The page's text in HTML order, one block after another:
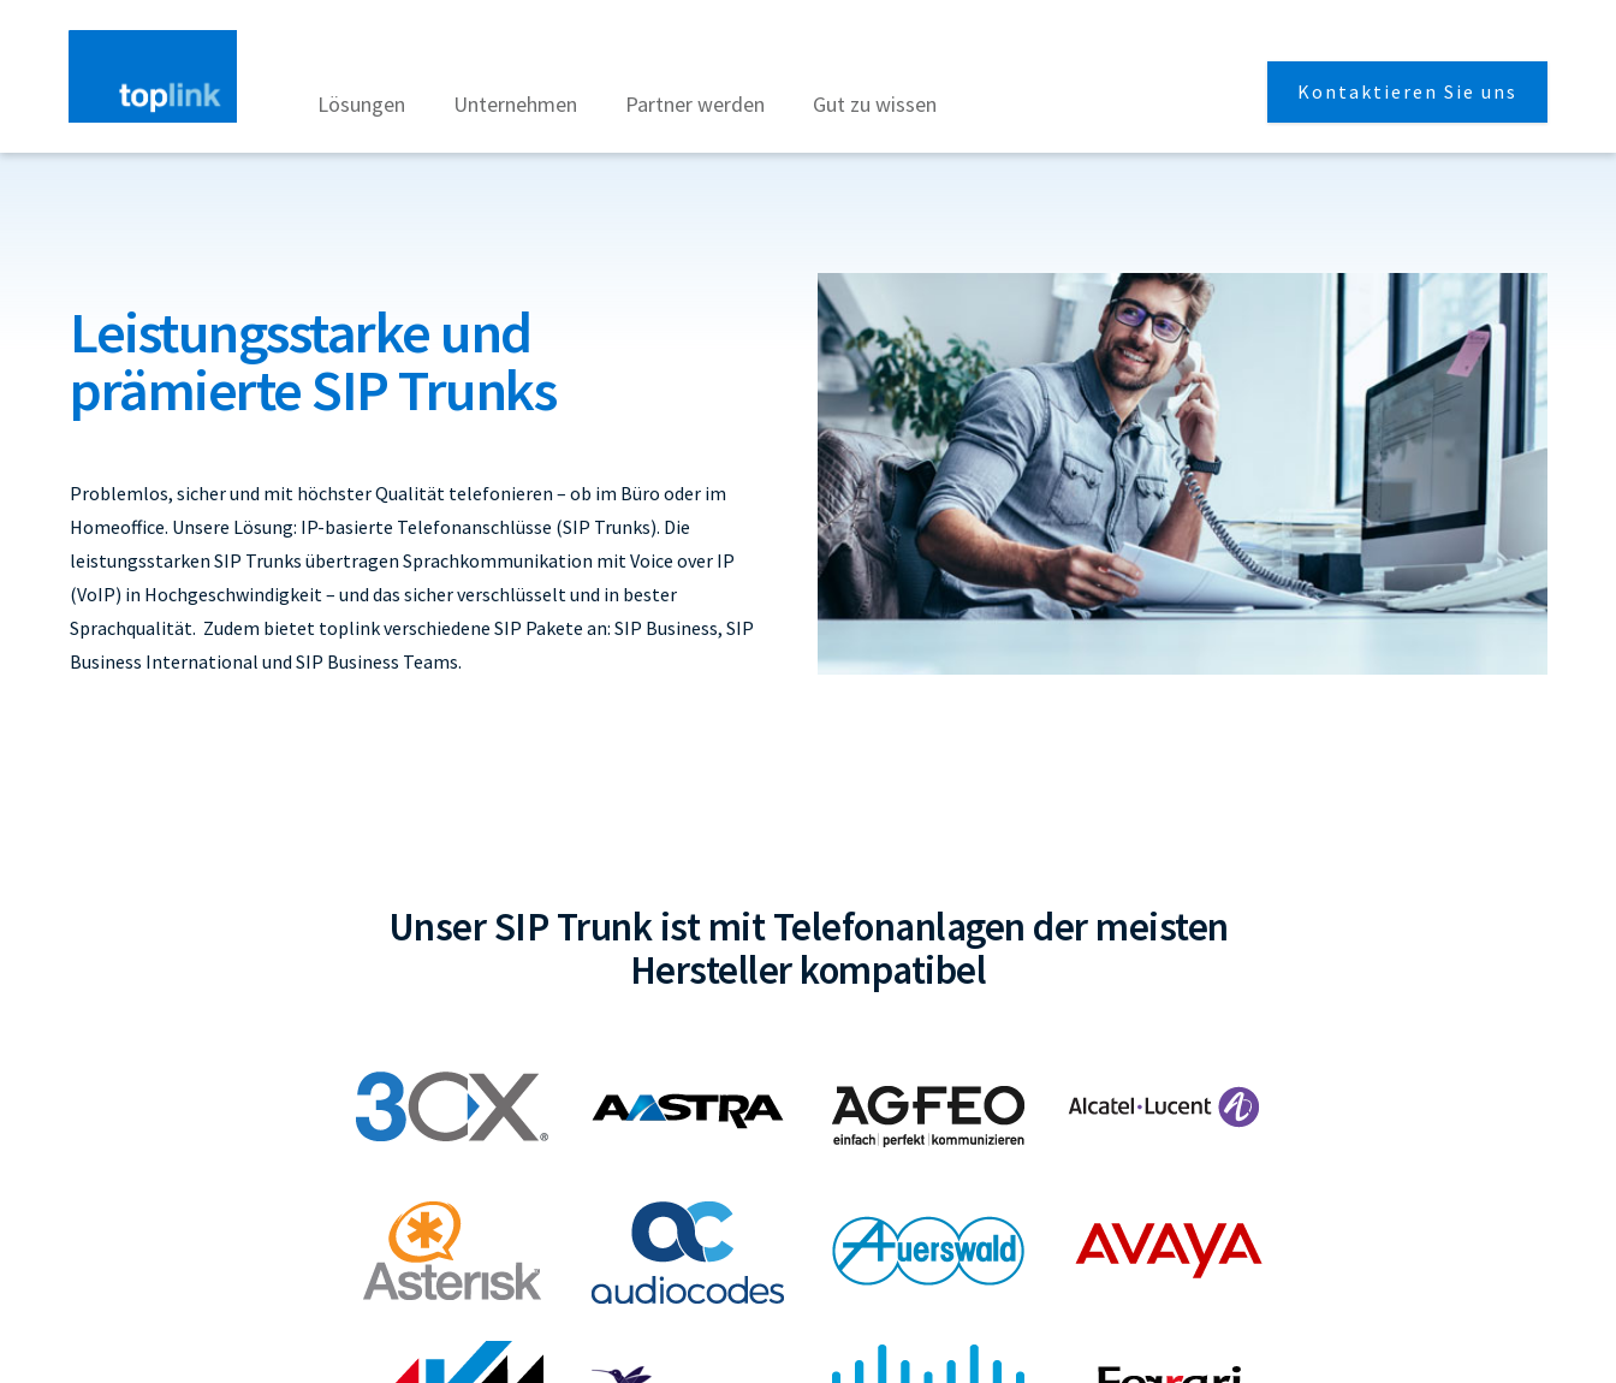
Lösungen Unternehmen Partner werden Gut zu wissen Kontaktieren Sie uns
Leistungsstarke und
prämierte SIP Trunks
Problemlos, sicher und mit höchster Qualität telefonieren – ob im Büro oder im
Homeoffice. Unsere Lösung: IP-basierte Telefonanschlüsse (SIP Trunks). Die
leistungsstarken SIP Trunks übertragen Sprachkommunikation mit Voice over IP
(VoIP) in Hochgeschwindigkeit – und das sicher verschlüsselt und in bester
Sprachqualität. Zudem bietet toplink verschiedene SIP Pakete an: SIP Business, SIP
Business International und SIP Business Teams.
Unser SIP Trunk ist mit Telefonanlagen der meisten
Hersteller kompatibel